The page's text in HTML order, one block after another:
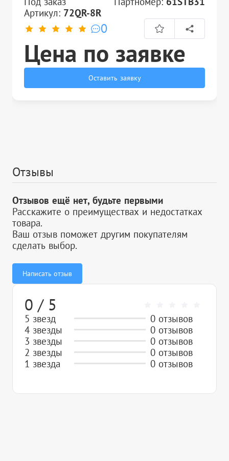
Артикул: 72QR-8R
0
Цена по заявке
Оставить заявку
Отзывы
Отзывов ещё нет, будьте первыми
Расскажите о преимуществах и недостатках
товара.
Ваш отзыв поможет другим покупателям
сделать выбор.
Написать отзыв
0 / 5
5 звезд
0 отзывов
4 звезды
0 отзывов
3 звезды
0 отзывов
2 звезды
0 отзывов
1 звезда
0 отзывов